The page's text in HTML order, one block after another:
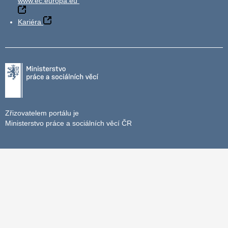
Kariéra
Zřizovatelem portálu je
Ministerstvo práce a sociálních věcí ČR